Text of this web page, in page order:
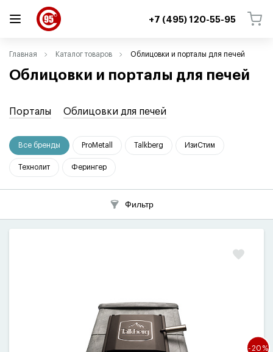
+7 (495) 120-55-95
Главная Каталог товаров Облицовки и порталы для печей
Облицовки и порталы для печей
Порталы Облицовки для печей
Все бренды ProMetall Talkberg ИзиСтим
Технолит Ферингер
Фильтр
-20%
ВЕРНУТЬСЯ
ВЕРНУТЬСЯ